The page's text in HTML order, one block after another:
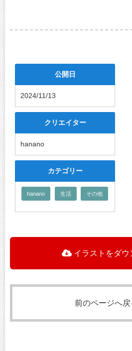
公開日
2024/11/13
クリエイター
hanano
カテゴリー
hanano 生活 その他
イラストをダウ
前のページへ戻